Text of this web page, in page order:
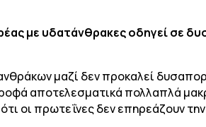
με υδατάνθρακες οδηγεί σε
μαζί δεν προκαλεί
αποτελεσματικά πολλαπλά
ότι οι πρωτεΐνες δεν επηρεάζουν